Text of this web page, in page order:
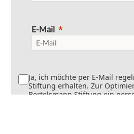
E-Mail
Ja, ich möchte per E-Mail
Stiftung erhalten. Zur
Bertelsmann Stiftung ein